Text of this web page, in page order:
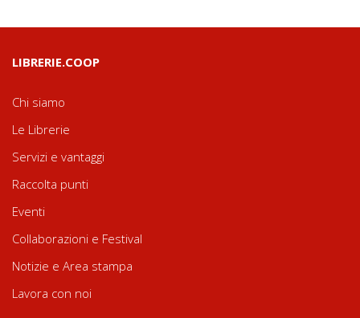
LIBRERIE.COOP
Chi siamo
Le Librerie
Servizi e vantaggi
Raccolta punti
Eventi
Collaborazioni e Festival
Notizie e Area stampa
Lavora con noi